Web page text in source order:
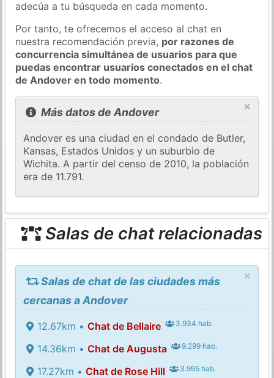
adecúa a tu búsqueda en cada momento.
Por tanto, te ofrecemos el acceso al chat en
nuestra recomendación previa, por razones de
concurrencia simultánea de usuarios para que
puedas encontrar usuarios conectados en el chat
de Andover en todo momento.
×
Más datos de Andover
Andover es una ciudad en el condado de Butler,
Kansas, Estados Unidos y un suburbio de
Wichita. A partir del censo de 2010, la población
era de 11.791.
Salas de chat relacionadas
×
Salas de chat de las ciudades más
cercanas a Andover
12.67km • Chat de Bellaire 3.934 hab.
14.36km • Chat de Augusta 9.299 hab.
17.27km • Chat de Rose Hill 3.995 hab.